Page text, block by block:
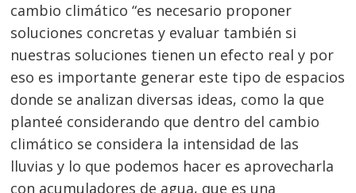
cambio climático “es necesario proponer
soluciones concretas y evaluar también si
nuestras soluciones tienen un efecto real y por
eso es importante generar este tipo de espacios
donde se analizan diversas ideas, como la que
planteé considerando que dentro del cambio
climático se considera la intensidad de las
lluvias y lo que podemos hacer es aprovecharla
con acumuladores de agua, que es una